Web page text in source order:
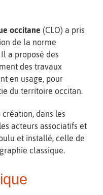
occitane (CLO) a pris
de la norme
a proposé des
des travaux
en usage, pour
du territoire occitan.
dans les
acteurs associatifs et
et installé, celle de
classique.